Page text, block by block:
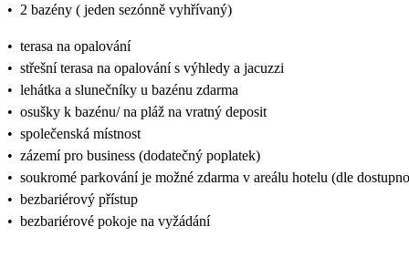
• 2 bazény ( jeden sezónně vyhřívaný)
• terasa na opalování
• střešní terasa na opalování s výhledy a jacuzzi
• lehátka a slunečníky u bazénu zdarma
• osušky k bazénu/ na pláž na vratný deposit
• společenská místnost
• zázemí pro business (dodatečný poplatek)
• soukromé parkování je možné zdarma v areálu hotelu (dle
• bezbariérový přístup
• bezbariérové pokoje na vyžádání